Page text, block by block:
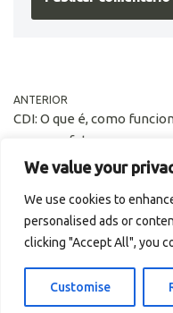
We value your
We use cookies to
personalised ads or
clicking "Accept All", you
Customise
ANTERIOR
CDI: O que é, como
e como afeta seus
investimentos
© Portal Renda.
Termos de Uso